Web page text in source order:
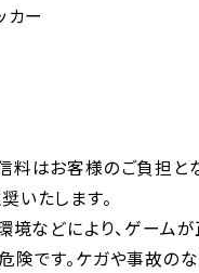
カー
はお客様のご負担と
いたします。
などにより、ゲームが
です。ケガや事故のな